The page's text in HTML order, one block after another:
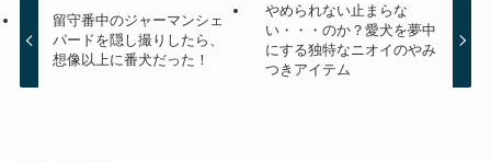
留守番中のジャーマンシェ
パードを隠し撮りしたら、
想像以上に番犬だった！
やめられない止まらな
い・・・のか？愛犬を夢中
にする独特なニオイのやみ
つきアイテム